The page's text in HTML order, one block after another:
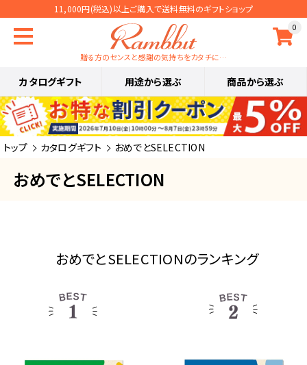
11,000円(税込)以上ご購入で送料無料のギフトショップ
0
贈る方のセンスと感謝の気持ちをカタチに…
カタログギフト 用途から選ぶ 商品から選ぶ
トップ カタログギフト おめでとSELECTION
おめでとSELECTION
おめでとSELECTIONのランキング